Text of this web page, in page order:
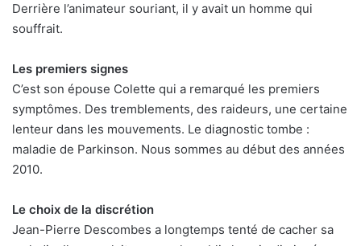
Derrière l’animateur souriant, il y avait un homme qui
souffrait.
Les premiers signes
C’est son épouse Colette qui a remarqué les premiers
symptômes. Des tremblements, des raideurs, une certaine
lenteur dans les mouvements. Le diagnostic tombe :
maladie de Parkinson. Nous sommes au début des années
2010.
Le choix de la discrétion
Jean-Pierre Descombes a longtemps tenté de cacher sa